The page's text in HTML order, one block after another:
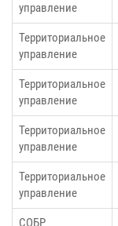
управление
Территориальное
управление
Территориальное
управление
Территориальное
управление
Территориальное
управление
СОБР